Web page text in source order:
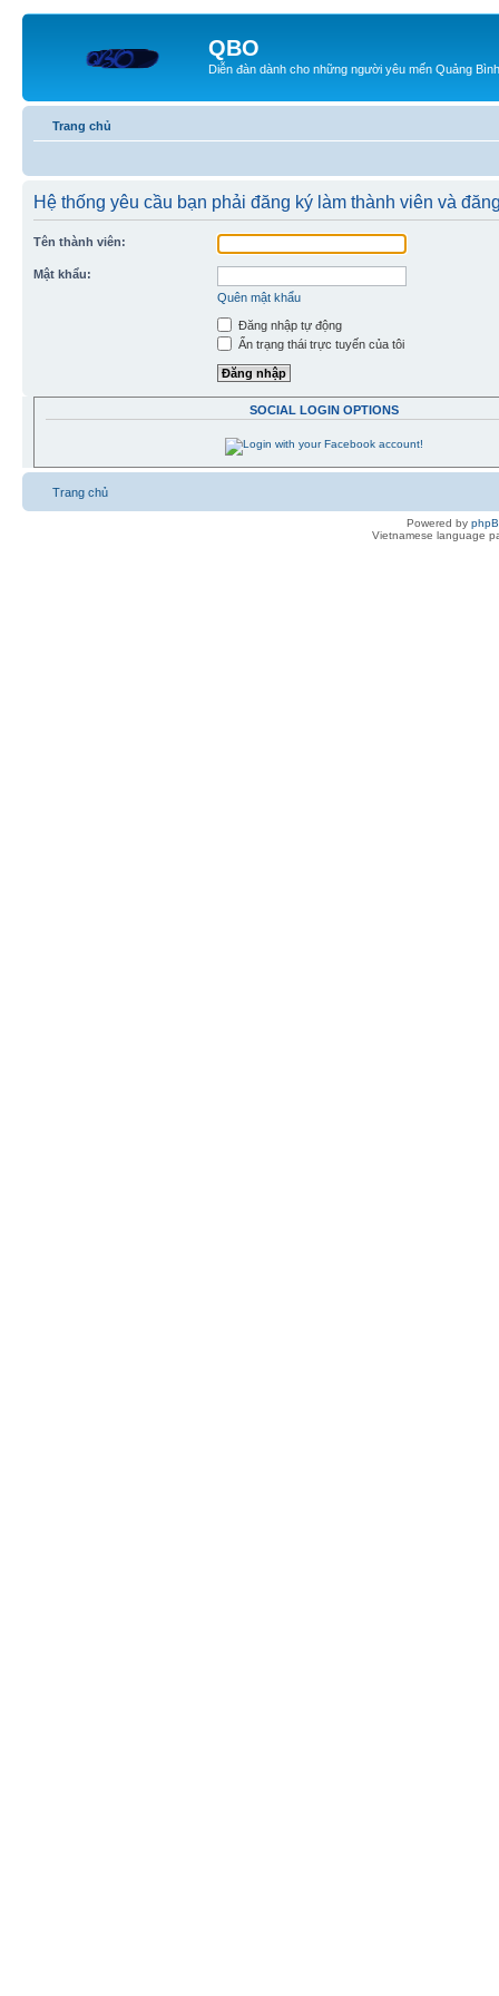
QBO
Diễn đàn dành cho những người yêu mến Quảng Bình
Trang chủ
Hệ thống yêu cầu bạn phải đăng ký làm thành viên và
Tên thành viên:
Mật khẩu:
Quên mật khẩu
Đăng nhập tự động
Ẩn trạng thái trực tuyến của tôi
SOCIAL LOGIN OPTIONS
Trang chủ
Powered by
Vietnamese language